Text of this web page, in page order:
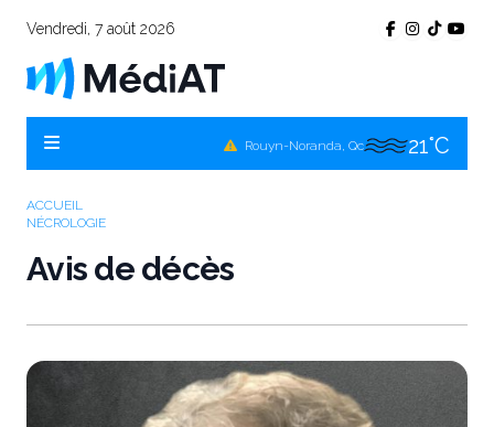
Vendredi, 7 août 2026
Rouyn-Noranda, Qc 21°C
ACCUEIL
NÉCROLOGIE
Avis de décès